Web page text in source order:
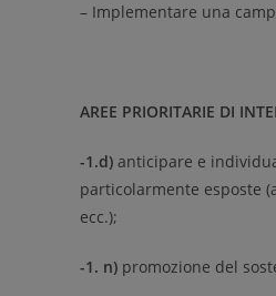
– Implementare una
AREE PRIORITARIE DI
-1.d) anticipare e
particolarmente esposte
ecc.);
-1. n) promozione del